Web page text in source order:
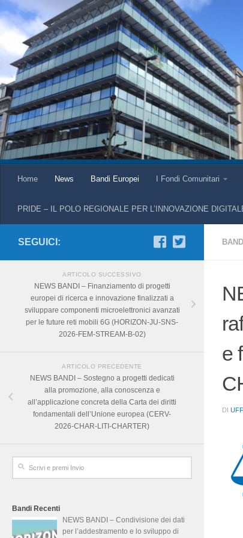
Home News Bandi Europei I Fondi Comunitari
PRIDE – IL POLO REGIONALE PER L’INNOVAZIONE
e
DI
SEGUICI:
ARTICOLO SUCCESSIVO
NEWS BANDI – Finanziamento di progetti
europei di ricerca e innovazione finalizzati a
sviluppare componenti microelettronici avanzati
per le future reti mobili 6G (HORIZON-JU-SNS-
2026-FEM-STREAM-B-02)
ARTICOLO PRECEDENTE
NEWS BANDI – Sostegno a progetti dedicati
alla promozione, alla conoscenza e
all’applicazione concreta della Carta dei diritti
fondamentali dell’Unione europea (CERV-
2026-CHAR-LITI-CHARTER)
Bandi Recenti
NEWS BANDI – Condivisione dei dati
per l’addestramento e lo sviluppo di